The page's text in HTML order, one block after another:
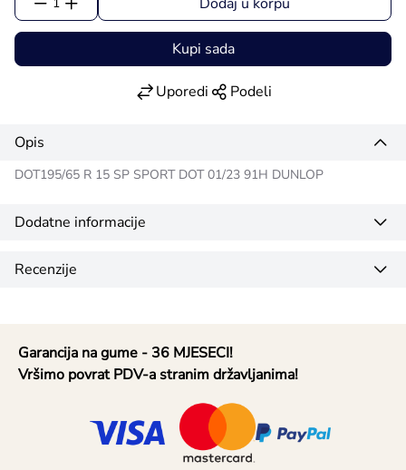
1 Dodaj u korpu
Kupi sada
Uporedi Podeli
Opis
DOT195/65 R 15 SP SPORT DOT 01/23 91H DUNLOP
Dodatne informacije
Recenzije
Garancija na gume - 36 MJESECI!
Vršimo povrat PDV-a stranim državljanima!